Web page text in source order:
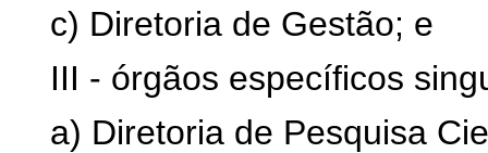
c) Diretoria de Gestão; e
III - órgãos específicos
a) Diretoria de Pesquisa